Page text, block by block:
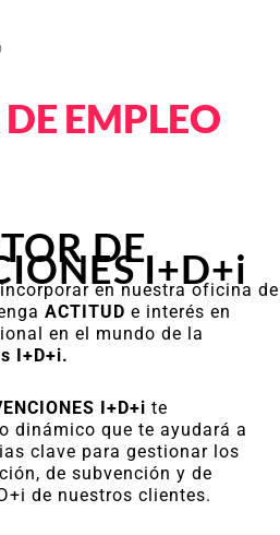
EMPLEO
DEI+D+i
en nuestra oficina de
ACTITUD e interés en
en el mundo de la
I+D+i.
I+D+i te
dinámico que te ayudará a
clave para gestionar los
de subvención y de
de nuestros clientes.